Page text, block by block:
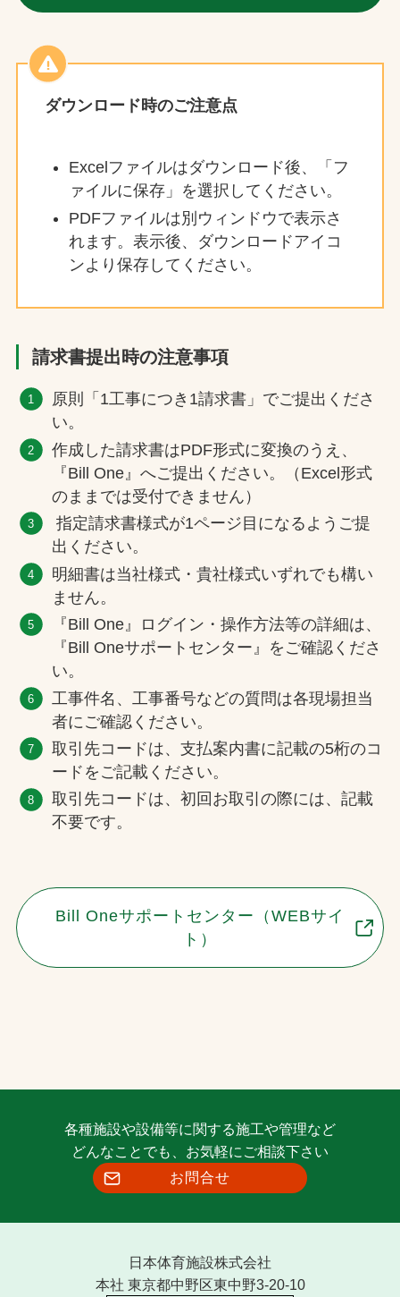
ダウンロード時のご注意点
Excelファイルはダウンロード後、「フ
ァイルに保存」を選択してください。
PDFファイルは別ウィンドウで表示さ
れます。表示後、ダウンロードアイコ
ンより保存してください。
請求書提出時の注意事項
原則「1工事につき1請求書」でご提出くださ
い。
作成した請求書はPDF形式に変換のうえ、
『Bill One』へご提出ください。（Excel形式
のままでは受付できません）
指定請求書様式が1ページ目になるようご提
出ください。
明細書は当社様式・貴社様式いずれでも構い
ません。
『Bill One』ログイン・操作方法等の詳細は、
『Bill Oneサポートセンター』をご確認くださ
い。
工事件名、工事番号などの質問は各現場担当
者にご確認ください。
取引先コードは、支払案内書に記載の5桁のコ
ードをご記載ください。
取引先コードは、初回お取引の際には、記載
不要です。
Bill Oneサポートセンター（WEBサイ
ト）
各種施設や設備等に関する施工や管理など
どんなことでも、お気軽にご相談下さい
お問合せ
日本体育施設株式会社
本社 東京都中野区東中野3-20-10